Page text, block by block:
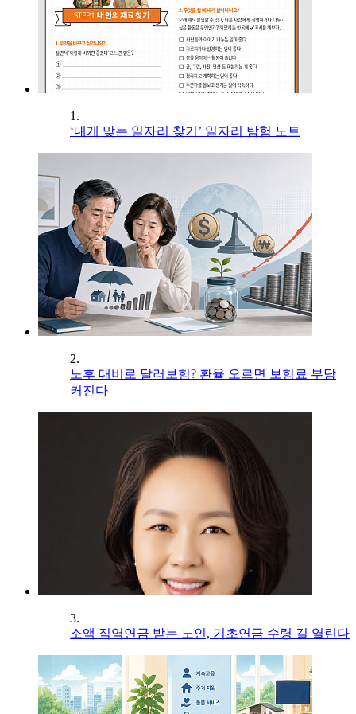
1.
‘내게 맞는 일자리 찾기’ 일자리 탐험 노트
2.
노후 대비로 달러보험? 환율 오르면 보험료 부담
커진다
3.
소액 직역연금 받는 노인, 기초연금 수령 길 열린다